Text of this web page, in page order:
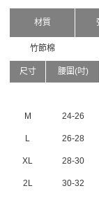
材質
竹節棉
尺寸 腰圍(吋)
M 24-26
L 26-28
XL 28-30
2L 30-32